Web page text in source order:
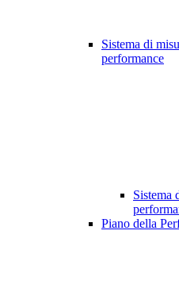
Sistema di
performance
Sistema
Piano della